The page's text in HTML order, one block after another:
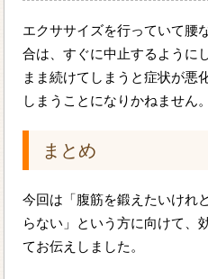
エクササイズを行っていて腰
合は、すぐに中止するように
まま続けてしまうと症状が悪
しまうことになりかねません。
まとめ
今回は「腹筋を鍛えたいけれ
らない」という方に向けて、
てお伝えしました。